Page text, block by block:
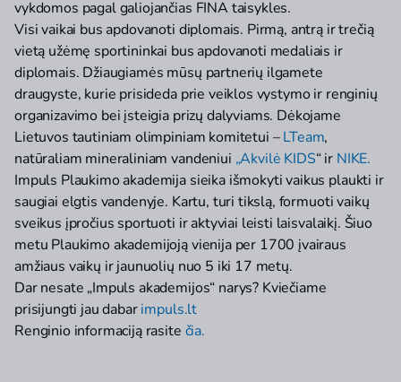
vykdomos pagal galiojančias FINA taisykles.
Visi vaikai bus apdovanoti diplomais. Pirmą, antrą ir trečią
vietą užėmę sportininkai bus apdovanoti medaliais ir
diplomais. Džiaugiamės mūsų partnerių ilgamete
draugyste, kurie prisideda prie veiklos vystymo ir renginių
organizavimo bei įsteigia prizų dalyviams. Dėkojame
Lietuvos tautiniam olimpiniam komitetui –LTeam,
natūraliam mineraliniam vandeniui „Akvilė KIDS“ ir NIKE.
Impuls Plaukimo akademija sieika išmokyti vaikus plaukti ir
saugiai elgtis vandenyje. Kartu, turi tikslą, formuoti vaikų
sveikus įpročius sportuoti ir aktyviai leisti laisvalaikį. Šiuo
metu Plaukimo akademijoją vienija per 1700 įvairaus
amžiaus vaikų ir jaunuolių nuo 5 iki 17 metų.
Dar nesate „Impuls akademijos“ narys? Kviečiame
prisijungti jau dabarimpuls.lt
Renginio informaciją rasite čia.